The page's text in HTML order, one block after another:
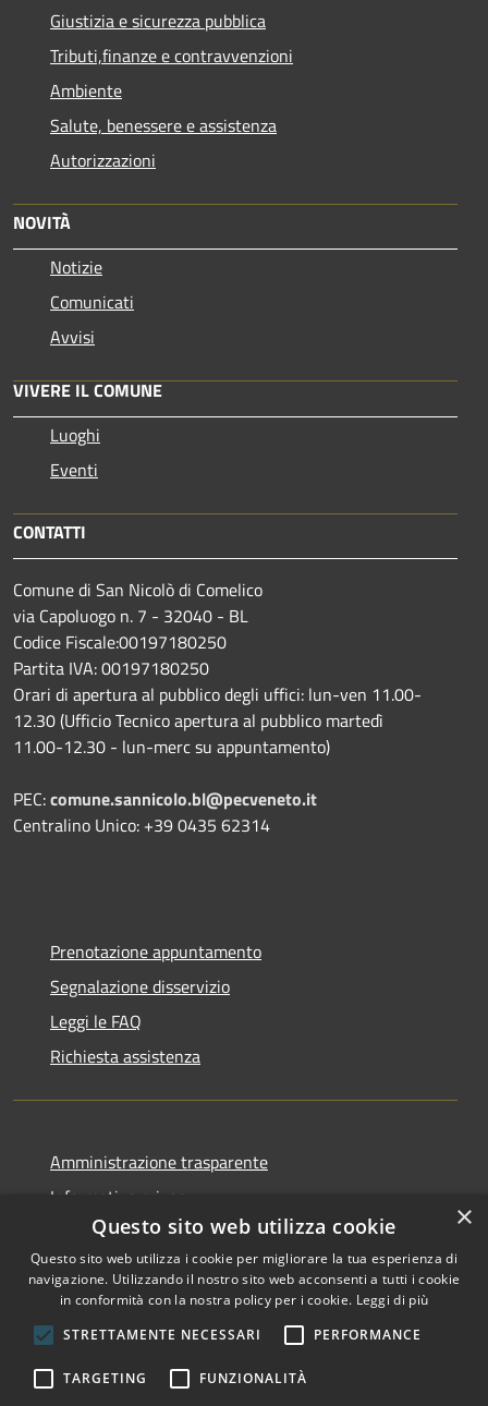
Giustizia e sicurezza pubblica
Tributi,finanze e contravvenzioni
Ambiente
Salute, benessere e assistenza
Autorizzazioni
NOVITÀ
Notizie
Comunicati
Avvisi
VIVERE IL COMUNE
Luoghi
Eventi
CONTATTI
Comune di San Nicolò di Comelico
via Capoluogo n. 7 - 32040 - BL
Codice Fiscale:00197180250
Partita IVA: 00197180250
Orari di apertura al pubblico degli uffici: lun-ven 11.00-
12.30 (Ufficio Tecnico apertura al pubblico martedì
11.00-12.30 - lun-merc su appuntamento)
PEC:comune.sannicolo.bl@pecveneto.it
Centralino Unico: +39 0435 62314
Prenotazione appuntamento
Segnalazione disservizio
Leggi le FAQ
Richiesta assistenza
Amministrazione trasparente
Informativa privacy
Note legali
Dichiarazione di accessibilità
RSS
Copyright © 2026 • Comune di
×
Questo sito web utilizza cookie
Questo sito web utilizza i cookie per migliorare la tua esperienza di
navigazione. Utilizzando il nostro sito web acconsenti a tutti i cookie
in conformità con la nostra policy per i cookie. Leggi di più
STRETTAMENTE NECESSARI
PERFORMANCE
TARGETING FUNZIONALITÀ